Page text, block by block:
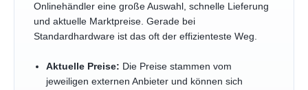
Onlinehändler eine große Auswahl, schnelle Lieferung
und aktuelle Marktpreise. Gerade bei
Standardhardware ist das oft der effizienteste Weg.
Aktuelle Preise: Die Preise stammen vom
jeweiligen externen Anbieter und können sich